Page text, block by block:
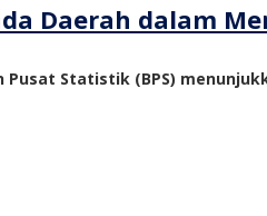
Daerah dalam
Statistik (BPS)